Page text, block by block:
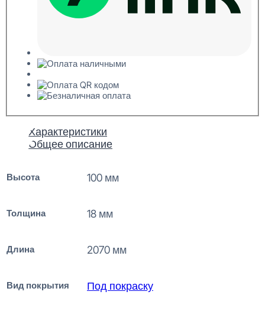
Характеристики
Общее описание
Высота 100 мм
Толщина 18 мм
Длина 2070 мм
Вид покрытия Под покраску